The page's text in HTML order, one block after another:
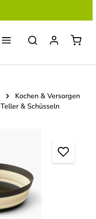
Kochen & Versorgen
Teller & Schüsseln